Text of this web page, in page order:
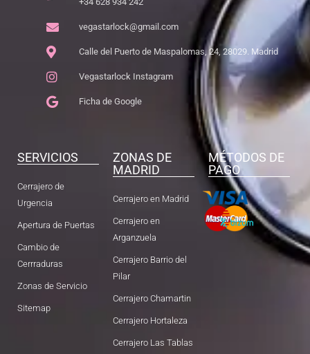
vegastarlock@gmail.com
Calle del Puerto de Maspalomas, 24, 28029. Madrid
Vegastarlock Instagram
Ficha de Google
SERVICIOS
Cerrajero de
Urgencia
Apertura de Puertas
Cambio de
Cerrraduras
Zonas de Servicio
Sitemap
ZONAS DE
MADRID
Cerrajero en Madrid
Cerrajero en
Arganzuela
Cerrajero Barrio del
Pilar
Cerrajero Chamartin
Cerrajero Hortaleza
Cerrajero Las Tablas
MÉTODOS DE
PAGO